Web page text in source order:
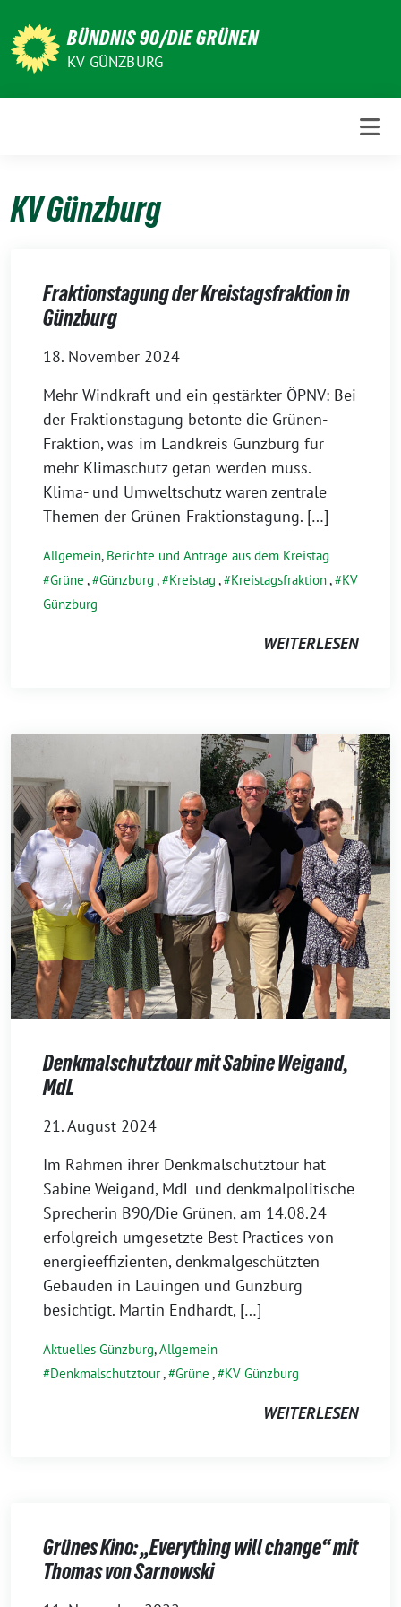
zum
Inhalt
BÜNDNIS 90/DIE GRÜNEN
KV GÜNZBURG
KV Günzburg
Fraktionstagung der Kreistagsfraktion in
Günzburg
18. November 2024
Mehr Windkraft und ein gestärkter ÖPNV: Bei
der Fraktionstagung betonte die Grünen-
Fraktion, was im Landkreis Günzburg für
mehr Klimaschutz getan werden muss.
Klima- und Umweltschutz waren zentrale
Themen der Grünen-Fraktionstagung. […]
Allgemein, Berichte und Anträge aus dem Kreistag
Grüne , Günzburg , Kreistag , Kreistagsfraktion,
KV
Günzburg
WEITERLESEN
Denkmalschutztour mit Sabine Weigand,
MdL
21. August 2024
Im Rahmen ihrer Denkmalschutztour hat
Sabine Weigand, MdL und denkmalpolitische
Sprecherin B90/Die Grünen, am 14.08.24
erfolgreich umgesetzte Best Practices von
energieeffizienten, denkmalgeschützten
Gebäuden in Lauingen und Günzburg
besichtigt. Martin Endhardt, […]
Aktuelles Günzburg,Allgemein
Denkmalschutztour, Grüne , KV Günzburg
WEITERLESEN
Grünes Kino: „Everything will change“ mit
Thomas von Sarnowski